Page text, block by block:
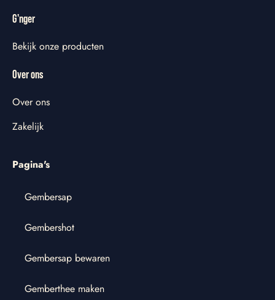
G'nger
Bekijk onze producten
Over ons
Over ons
Zakelijk
Pagina's
Gembersap
Gembershot
Gembersap bewaren
Gemberthee maken